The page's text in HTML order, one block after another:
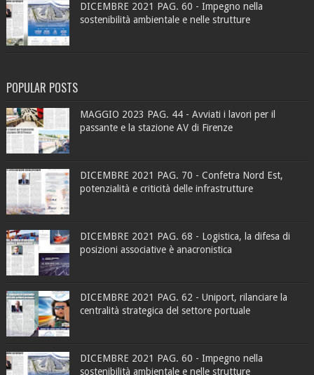
DICEMBRE 2021 PAG. 60 - Impegno nella
sostenibilità ambientale e nelle strutture
POPULAR POSTS
MAGGIO 2023 PAG. 44 - Avviati i lavori per il
passante e la stazione AV di Firenze
DICEMBRE 2021 PAG. 70 - Confetra Nord Est,
potenzialità e criticità delle infrastrutture
DICEMBRE 2021 PAG. 68 - Logistica, la difesa di
posizioni associative è anacronistica
DICEMBRE 2021 PAG. 62 - Uniport, rilanciare la
centralità strategica del settore portuale
DICEMBRE 2021 PAG. 60 - Impegno nella
sostenibilità ambientale e nelle strutture